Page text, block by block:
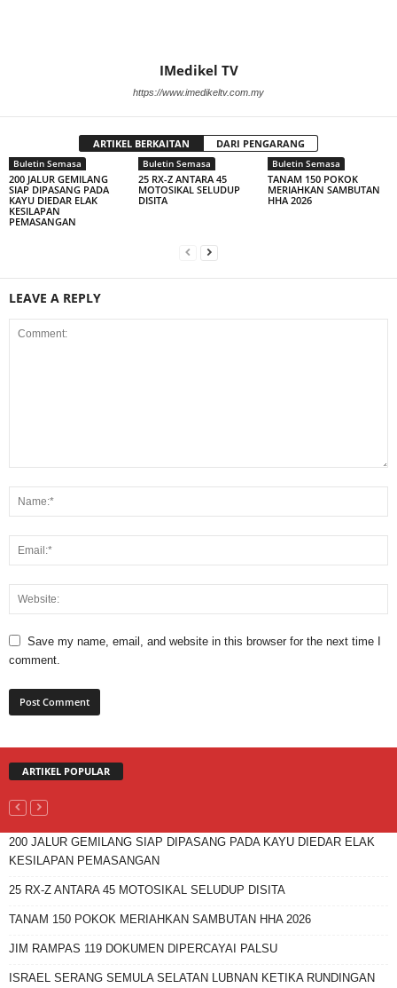
IMedikel TV
https://www.imedikeltv.com.my
ARTIKEL BERKAITAN DARI PENGARANG
Buletin Semasa
200 JALUR GEMILANG
SIAP DIPASANG PADA
KAYU DIEDAR ELAK
KESILAPAN
PEMASANGAN
Buletin Semasa
25 RX-Z ANTARA 45
MOTOSIKAL SELUDUP
DISITA
Buletin Semasa
TANAM 150 POKOK
MERIAHKAN SAMBUTAN
HHA 2026
LEAVE A REPLY
Save my name, email, and website in this browser for the next time I
comment.
ARTIKEL POPULAR
200 JALUR GEMILANG SIAP DIPASANG PADA KAYU DIEDAR ELAK
KESILAPAN PEMASANGAN
25 RX-Z ANTARA 45 MOTOSIKAL SELUDUP DISITA
TANAM 150 POKOK MERIAHKAN SAMBUTAN HHA 2026
JIM RAMPAS 119 DOKUMEN DIPERCAYAI PALSU
ISRAEL SERANG SEMULA SELATAN LUBNAN KETIKA RUNDINGAN